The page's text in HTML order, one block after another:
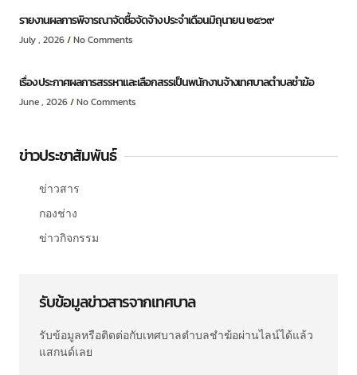
รายงานผลการพิจารณาจัดซื้อจัดจ้าง ประจำเดือนมิถุนายน ๒๕๖๙
July , 2026 No Comments
เรื่อง ประกาศผลการสรรหาและเลือกสรรเป็นพนักงานจ้างเทศบาลตำบลชำฆ้อ
June , 2026 No Comments
ข่าวประชาสัมพันธ์
ข่าวสาร
กองช่าง
ข่าวกิจกรรม
รับข้อมูลข่าวสารจากเทศบาล
รับข้อมูลหรือติดต่อกับเทศบาลตำบลชำฆ้อผ่านไลน์ได้แล้ว
แสกนด์เลย